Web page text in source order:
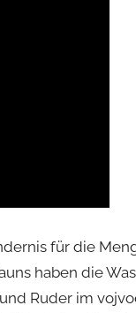
für die
haben die
Ruder im